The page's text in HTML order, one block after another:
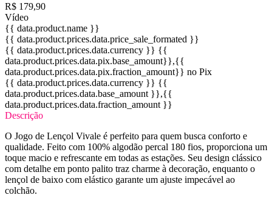
R$ 179,90
Vídeo
{{ data.product.name }}
{{ data.product.prices.data.price_sale_formated }}
{{ data.product.prices.data.currency }} {{
data.product.prices.data.pix.base_amount}},{{
data.product.prices.data.pix.fraction_amount}} no Pix
{{ data.product.prices.data.currency }} {{
data.product.prices.data.base_amount }},{{
data.product.prices.data.fraction_amount }}
Descrição
O Jogo de Lençol Vivale é perfeito para quem busca conforto e
qualidade. Feito com 100% algodão percal 180 fios, proporciona um
toque macio e refrescante em todas as estações. Seu design clássico
com detalhe em ponto palito traz charme à decoração, enquanto o
lençol de baixo com elástico garante um ajuste impecável ao
colchão.